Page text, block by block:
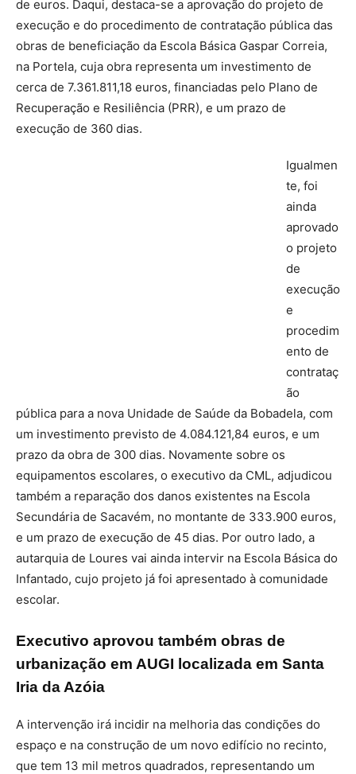
de euros. Daqui, destaca-se a aprovação do projeto de
execução e do procedimento de contratação pública das
obras de beneficiação da Escola Básica Gaspar Correia,
na Portela, cuja obra representa um investimento de
cerca de 7.361.811,18 euros, financiadas pelo Plano de
Recuperação e Resiliência (PRR), e um prazo de
execução de 360 dias.
Igualmen
te, foi
ainda
aprovado
o projeto
de
execução
e
procedim
ento de
contrataç
ão
pública para a nova Unidade de Saúde da Bobadela, com
um investimento previsto de 4.084.121,84 euros, e um
prazo da obra de 300 dias. Novamente sobre os
equipamentos escolares, o executivo da CML, adjudicou
também a reparação dos danos existentes na Escola
Secundária de Sacavém, no montante de 333.900 euros,
e um prazo de execução de 45 dias. Por outro lado, a
autarquia de Loures vai ainda intervir na Escola Básica do
Infantado, cujo projeto já foi apresentado à comunidade
escolar.
Executivo aprovou também obras de
urbanização em AUGI localizada em Santa
Iria da Azóia
A intervenção irá incidir na melhoria das condições do
espaço e na construção de um novo edifício no recinto,
que tem 13 mil metros quadrados, representando um